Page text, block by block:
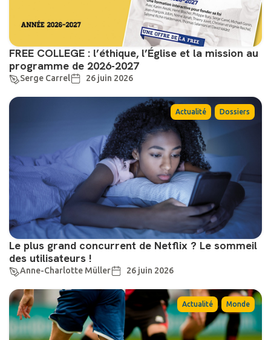
FREE COLLEGE : l’éthique, l’Église et la mission au
programme de 2026-2027
Serge Carrel 26 juin 2026
Actualité , Dossiers
Le plus grand concurrent de Netflix ? Le sommeil
des utilisateurs !
Anne-Charlotte Müller 26 juin 2026
Actualité , Monde